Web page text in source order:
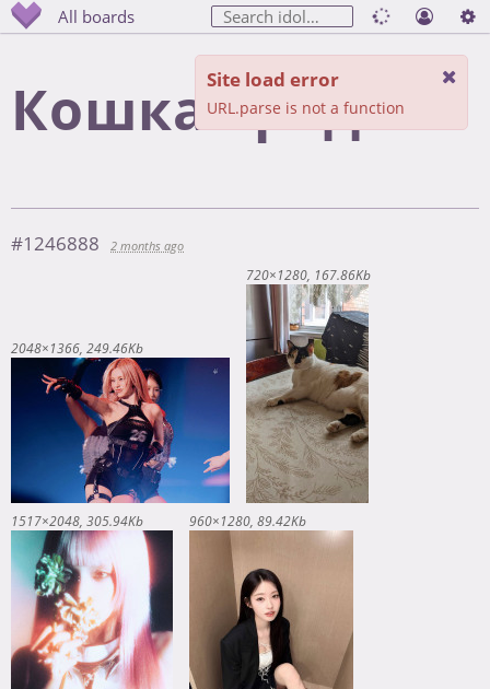
All boards
Кошка тред
#1246888 2 months ago
2048×1366 249.46Kb
720×1280 167.86Kb
1517×2048 305.94Kb 960×1280 89.42Kb
Site load error
URL.parse is not a function